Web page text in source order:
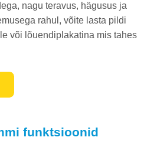
nagu teravus, hägusus ja
rahul, võite lasta pildi
või lõuendiplakatina mis tahes
funktsioonid